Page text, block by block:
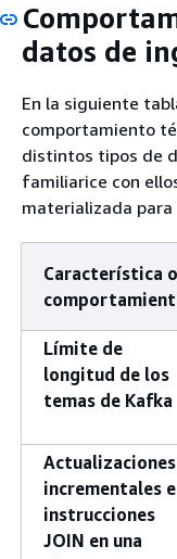
datos de
En la siguiente
comportamiento
distintos tipos de
familiarice con
materializada
Característica o
Límite de
longitud de los
temas de Kafka
Actualizaciones
incrementales e
instrucciones
JOIN en una